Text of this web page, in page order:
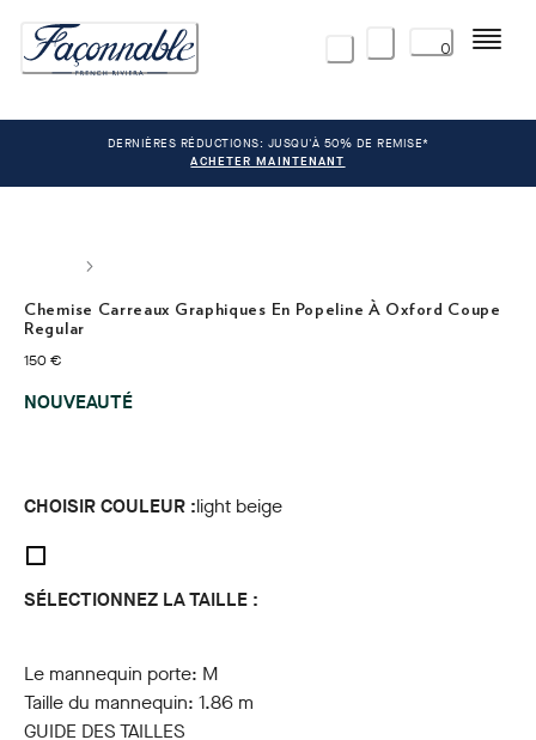
0 Menu
DERNIÈRES RÉDUCTIONS: JUSQU'À 50% DE REMISE*
ACHETER MAINTENANT
Chemise Carreaux Graphiques En Popeline À Oxford Coupe
Regular
150 €
current price 150 €
NOUVEAUTÉ
CHOISIR COULEUR :light beige
SÉLECTIONNEZ LA TAILLE :
Le mannequin porte: M
Taille du mannequin: 1.86 m
GUIDE DES TAILLES